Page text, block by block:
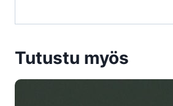
Tutustu myös